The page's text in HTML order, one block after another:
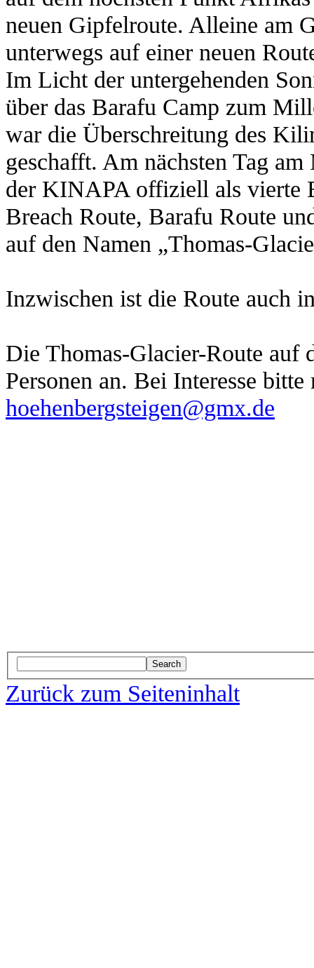
neuen Gipfelroute. Alleine am
unterwegs auf einer neuen
Im Licht der untergehenden
über das Barafu Camp zum
war die Überschreitung des
geschafft. Am nächsten Tag
der KINAPA offiziell als vierte
Breach Route, Barafu Route
auf den Namen „Thomas-
Inzwischen ist die Route auch
Die Thomas-Glacier-Route
Personen an. Bei Interesse bitte
hoehenbergsteigen@gmx.de
Search
Zurück zum Seiteninhalt